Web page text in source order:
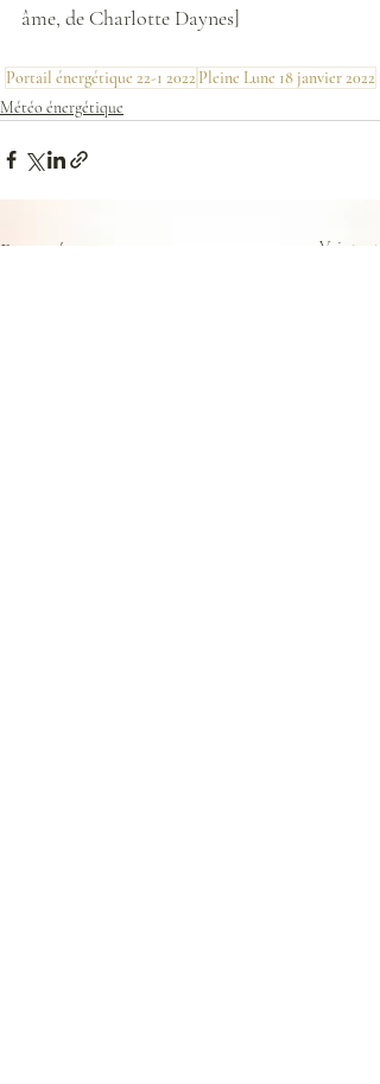
âme, de Charlotte Daynes]
Portail énergétique 22-1 2022 Pleine Lune 18 janvier 2022
Météo énergétique
Posts récents Voir tout